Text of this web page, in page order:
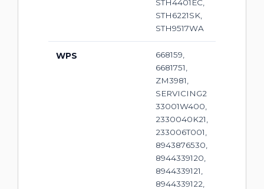
STH4401EC,
STH6221SK,
STH9517WA
WPS
668159,
6681751,
ZM3981,
SERVICING2
33001W400,
2330040K21,
233006T001,
8943876530,
8944339120,
8944339121,
8944339122,